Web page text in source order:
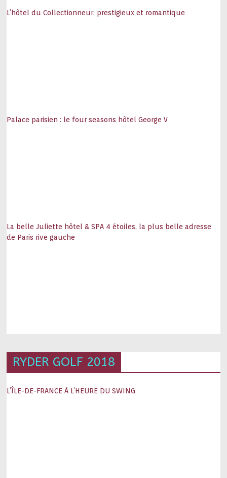
L’hôtel du Collectionneur, prestigieux et romantique
Palace parisien : le four seasons hôtel George V
La belle Juliette hôtel & SPA 4 étoiles, la plus belle adresse
de Paris rive gauche
RYDER GOLF 2018
L’ÎLE-DE-FRANCE À L’HEURE DU SWING